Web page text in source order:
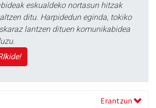
eskualdeko nortasun hitzak
ditu. Harpidedun eginda, tokiko
lantzen dituen komunikabidea
Erantzun